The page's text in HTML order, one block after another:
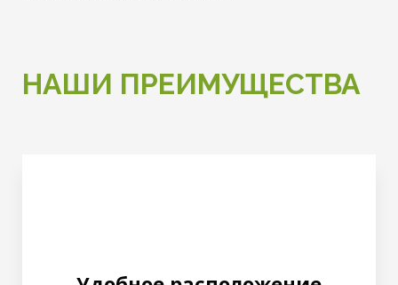
НАШИ ПРЕИМУЩЕСТВА